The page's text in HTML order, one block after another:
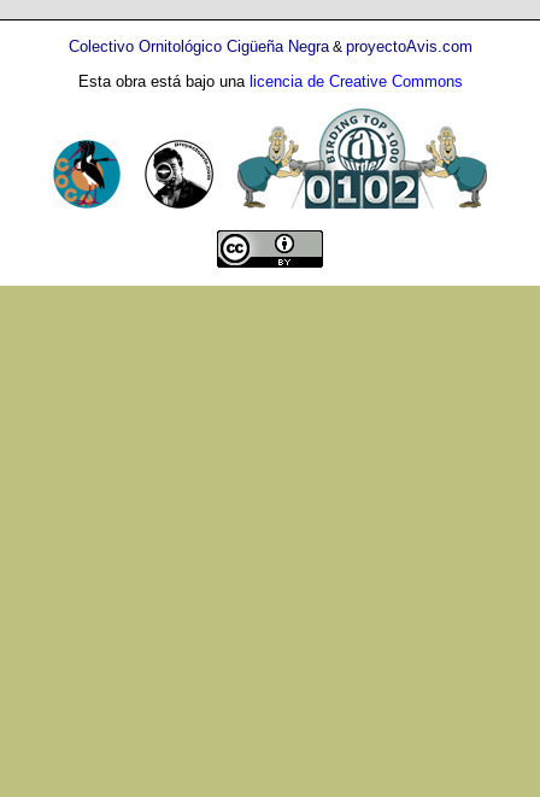
Colectivo Ornitológico Cigüeña Negra& proyectoAvis.com
Esta obra está bajo una licencia de Creative Commons